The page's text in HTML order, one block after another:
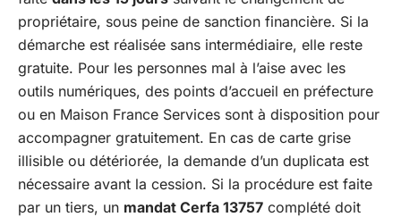
propriétaire, sous peine de sanction financière. Si la
démarche est réalisée sans intermédiaire, elle reste
gratuite. Pour les personnes mal à l’aise avec les
outils numériques, des points d’accueil en préfecture
ou en Maison France Services sont à disposition pour
accompagner gratuitement. En cas de carte grise
illisible ou détériorée, la demande d’un duplicata est
nécessaire avant la cession. Si la procédure est faite
par un tiers, un mandat Cerfa 13757 complété doit